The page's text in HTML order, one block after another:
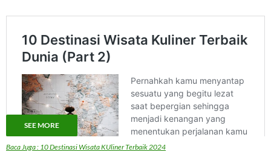
SEE MORE
Baca Juga : 10 Destinasi Wisata KUliner Terbaik 2024